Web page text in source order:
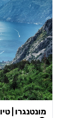
מונטנגרו |